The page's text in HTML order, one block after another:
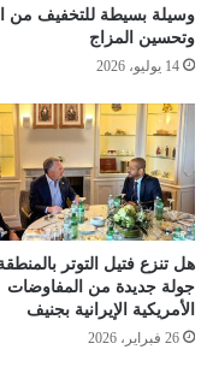
وسيلة بسيطة للتخفيف من
وتحسين المزاج
14 يوليو، 2026
هل تنزع فتيل التوتر
جولة جديدة من المفاوضات
الأمريكية الإيرانية بجنيف
26 فبراير، 2026